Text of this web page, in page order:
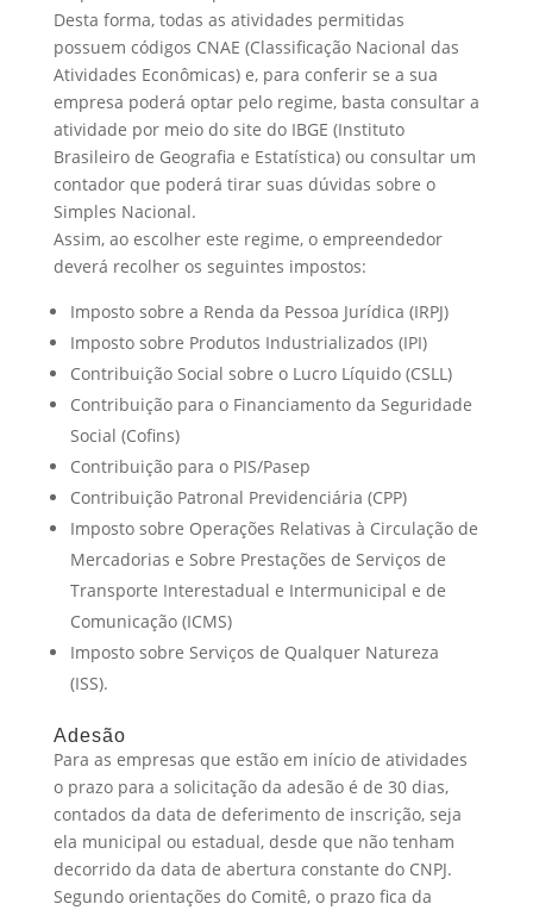
Desta forma, todas as atividades permitidas
possuem códigos CNAE (Classificação Nacional das
Atividades Econômicas) e, para conferir se a sua
empresa poderá optar pelo regime, basta consultar a
atividade por meio do site do IBGE (Instituto
Brasileiro de Geografia e Estatística) ou consultar um
contador que poderá tirar suas dúvidas sobre o
Simples Nacional.
Assim, ao escolher este regime, o empreendedor
deverá recolher os seguintes impostos:
Imposto sobre a Renda da Pessoa Jurídica (IRPJ)
Imposto sobre Produtos Industrializados (IPI)
Contribuição Social sobre o Lucro Líquido (CSLL)
Contribuição para o Financiamento da Seguridade
Social (Cofins)
Contribuição para o PIS/Pasep
Contribuição Patronal Previdenciária (CPP)
Imposto sobre Operações Relativas à Circulação de
Mercadorias e Sobre Prestações de Serviços de
Transporte Interestadual e Intermunicipal e de
Comunicação (ICMS)
Imposto sobre Serviços de Qualquer Natureza
(ISS).
Adesão
Para as empresas que estão em início de atividades
o prazo para a solicitação da adesão é de 30 dias,
contados da data de deferimento de inscrição, seja
ela municipal ou estadual, desde que não tenham
decorrido da data de abertura constante do CNPJ.
Segundo orientações do Comitê, o prazo fica da